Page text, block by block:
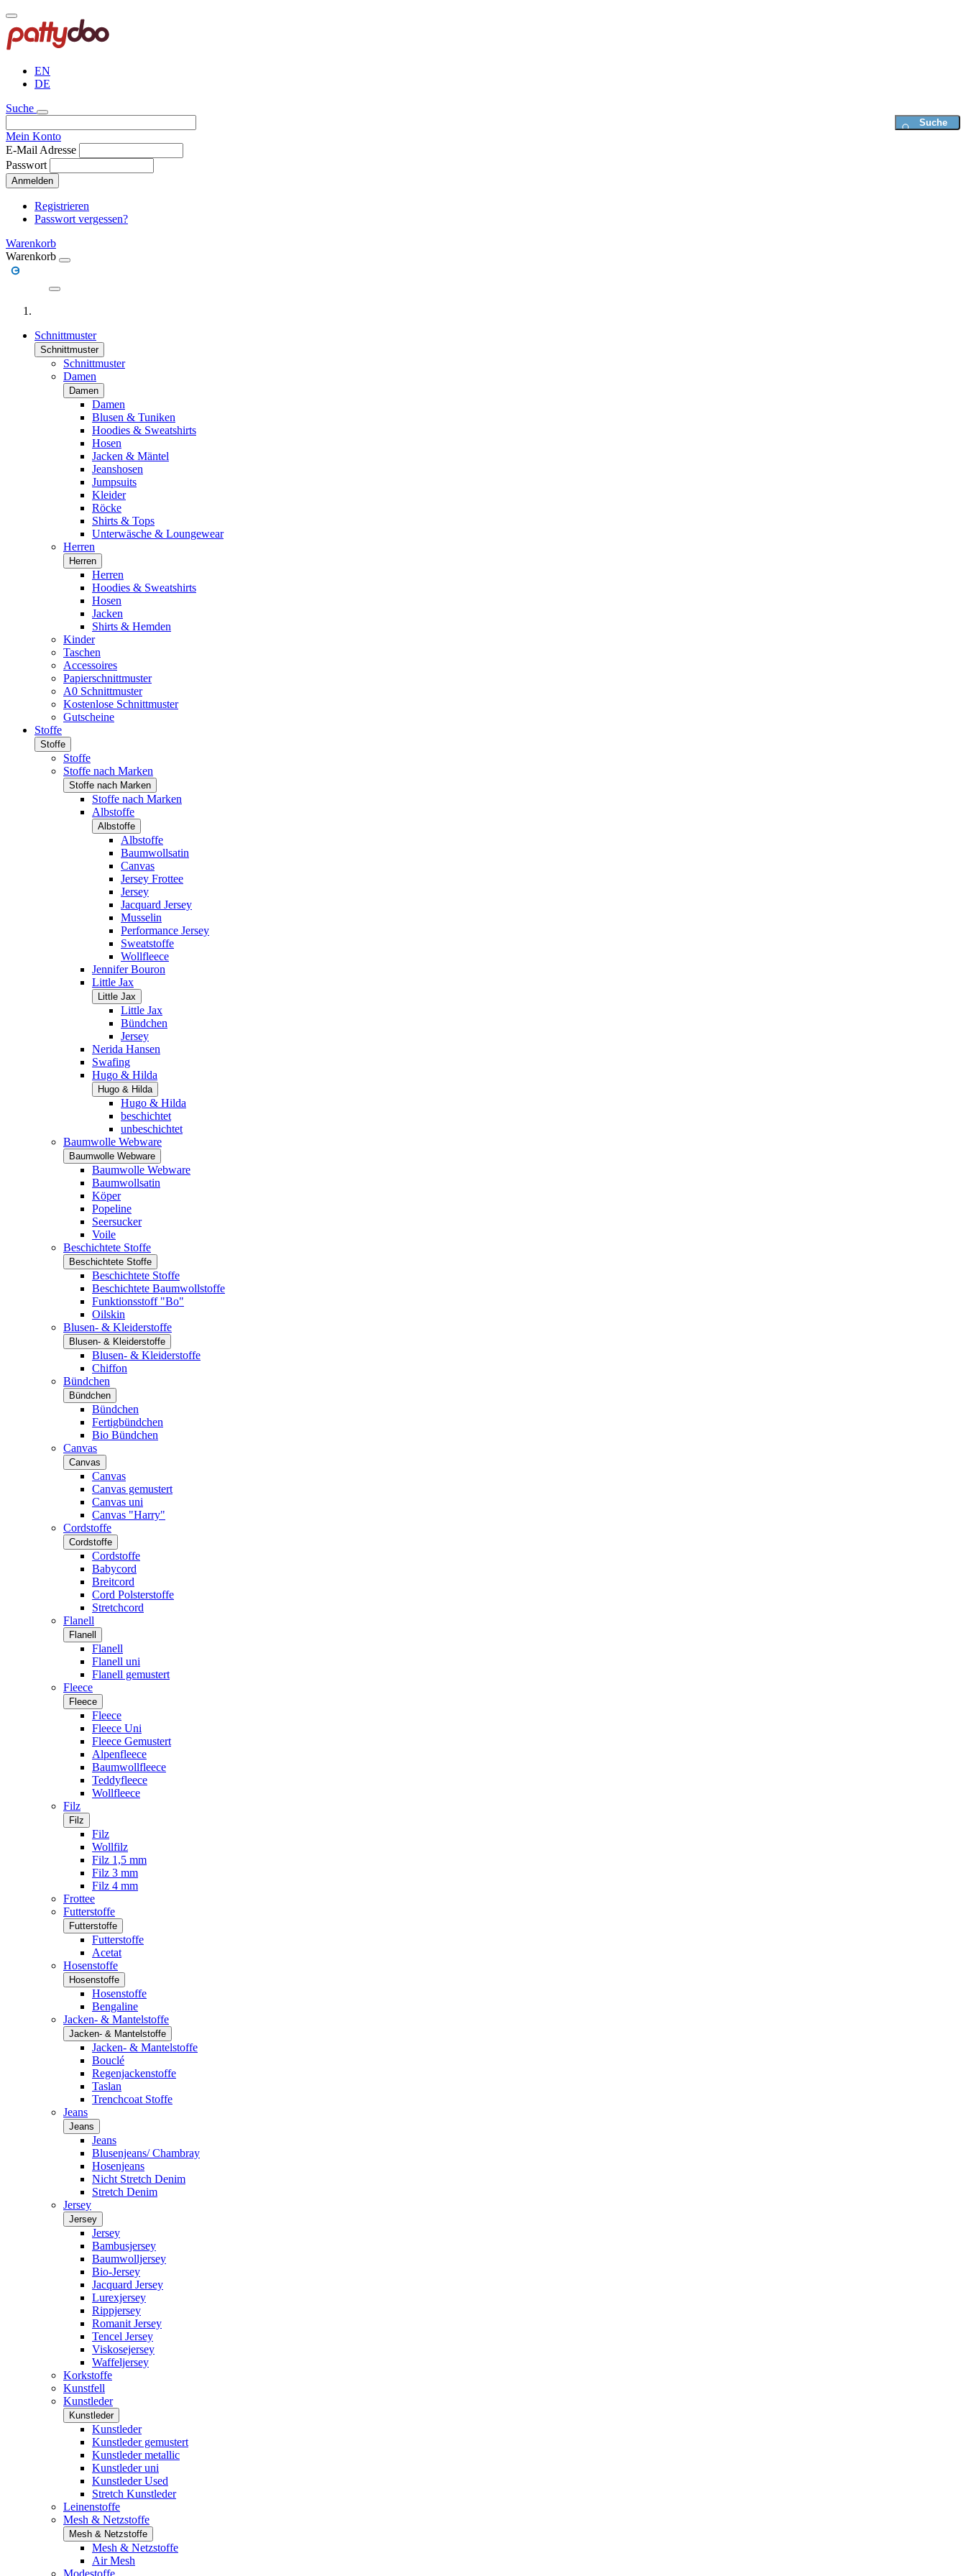
Direkt
zum
Inhalt
EN
DE
Suche
Mein Konto
E-Mail Adresse
Passwort
Anmelden
Registrieren
Passwort vergessen?
Warenkorb
Warenkorb
Schnittmuster
Schnittmuster
Schnittmuster
Damen
Damen
Damen
Blusen & Tuniken
Hoodies & Sweatshirts
Hosen
Jacken & Mäntel
Jeanshosen
Jumpsuits
Kleider
Röcke
Shirts & Tops
Unterwäsche & Loungewear
Herren
Herren
Herren
Hoodies & Sweatshirts
Hosen
Jacken
Shirts & Hemden
Kinder
Taschen
Accessoires
Papierschnittmuster
A0 Schnittmuster
Kostenlose Schnittmuster
Gutscheine
Stoffe
Stoffe
Stoffe
Stoffe nach Marken
Stoffe nach Marken
Stoffe nach Marken
Albstoffe
Albstoffe
Albstoffe
Baumwollsatin
Canvas
Jersey Frottee
Jersey
Jacquard Jersey
Musselin
Performance Jersey
Sweatstoffe
Wollfleece
Jennifer Bouron
Little Jax
Little Jax
Little Jax
Bündchen
Jersey
Nerida Hansen
Swafing
Hugo & Hilda
Hugo & Hilda
Hugo & Hilda
beschichtet
unbeschichtet
Baumwolle Webware
Baumwolle Webware
Baumwolle Webware
Baumwollsatin
Köper
Popeline
Seersucker
Voile
Beschichtete Stoffe
Beschichtete Stoffe
Beschichtete Stoffe
Beschichtete Baumwollstoffe
Funktionsstoff "Bo"
Oilskin
Blusen- & Kleiderstoffe
Blusen- & Kleiderstoffe
Blusen- & Kleiderstoffe
Chiffon
Bündchen
Bündchen
Bündchen
Fertigbündchen
Bio Bündchen
Canvas
Canvas
Canvas
Canvas gemustert
Canvas uni
Canvas "Harry"
Cordstoffe
Cordstoffe
Cordstoffe
Babycord
Breitcord
Cord Polsterstoffe
Stretchcord
Flanell
Flanell
Flanell
Flanell uni
Flanell gemustert
Fleece
Fleece
Fleece
Fleece Uni
Fleece Gemustert
Alpenfleece
Baumwollfleece
Teddyfleece
Wollfleece
Filz
Filz
Filz
Wollfilz
Filz 1,5 mm
Filz 3 mm
Filz 4 mm
Frottee
Futterstoffe
Futterstoffe
Futterstoffe
Acetat
Hosenstoffe
Hosenstoffe
Hosenstoffe
Bengaline
Jacken- & Mantelstoffe
Jacken- & Mantelstoffe
Jacken- & Mantelstoffe
Bouclé
Regenjackenstoffe
Taslan
Trenchcoat Stoffe
Jeans
Jeans
Jeans
Blusenjeans/ Chambray
Hosenjeans
Nicht Stretch Denim
Stretch Denim
Jersey
Jersey
Jersey
Bambusjersey
Baumwolljersey
Bio-Jersey
Jacquard Jersey
Lurexjersey
Rippjersey
Romanit Jersey
Tencel Jersey
Viskosejersey
Waffeljersey
Korkstoffe
Kunstfell
Kunstleder
Kunstleder
Kunstleder
Kunstleder gemustert
Kunstleder metallic
Kunstleder uni
Kunstleder Used
Stretch Kunstleder
Leinenstoffe
Mesh & Netzstoffe
Mesh & Netzstoffe
Mesh & Netzstoffe
Air Mesh
Modestoffe